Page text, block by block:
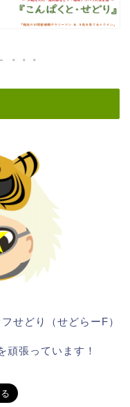
せどり（せどらーF）
頑張っています！